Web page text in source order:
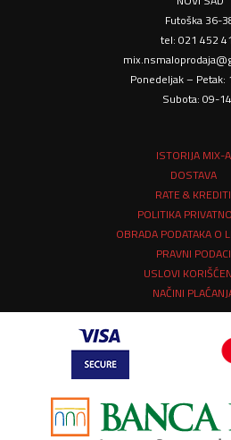
Futoška 36-
tel: 021 452
Ponedeljak – Petak:
Subota: 09-
ISTORIJA MIX-A
DOSTAVA
RATE & KREDITI
POLITIKA
OBRADA PODATAKA O
PRAVNI PODACI
USLOVI
NAČINI